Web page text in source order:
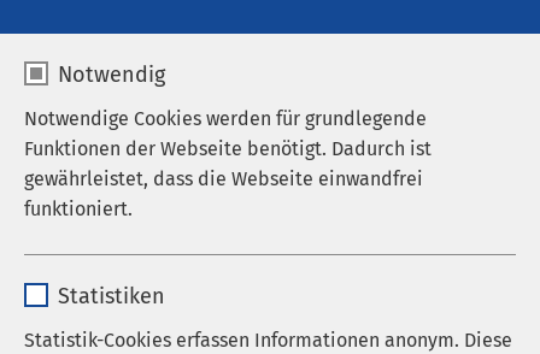
Notwendig
Notwendige Cookies werden für grundlegende
Funktionen der Webseite benötigt. Dadurch ist
gewährleistet, dass die Webseite einwandfrei
funktioniert.
Anbieter sgalinski
Statistiken
Statistik-Cookies erfassen Informationen anonym. Diese
Startseite der AMEOS Gruppe
Fort- und Weiterbildung